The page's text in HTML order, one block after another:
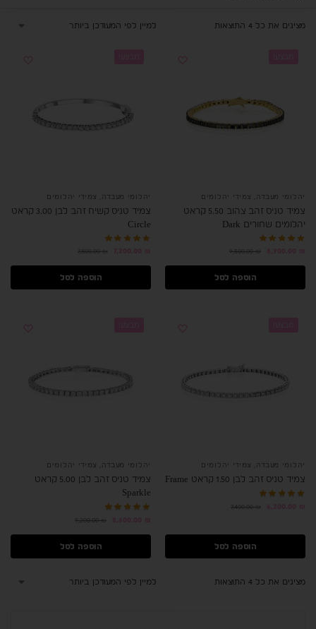
מציגים את כל ⁦4⁩ התוצאות
יהלומי מעבדה צמידי יהלומים
צמיד טניס זהב צהוב 5.50 קראט
יהלומים שחורים Dark
9,500.00₪
הוספה לסל
יהלומי מעבדה צמידי יהלומים
צמיד טניס קשיח זהב לבן 3.00 קראט
Circle
7,800.00₪
הוספה לסל
יהלומי מעבדה צמידי יהלומים
צמיד טניס זהב לבן 1.50 קראט Frame
7,400.00₪
הוספה לסל
יהלומי מעבדה צמידי יהלומים
צמיד טניס זהב לבן 5.00 קראט
Sparkle
9,200.00₪
הוספה לסל
מציגים את כל ⁦4⁩ התוצאות